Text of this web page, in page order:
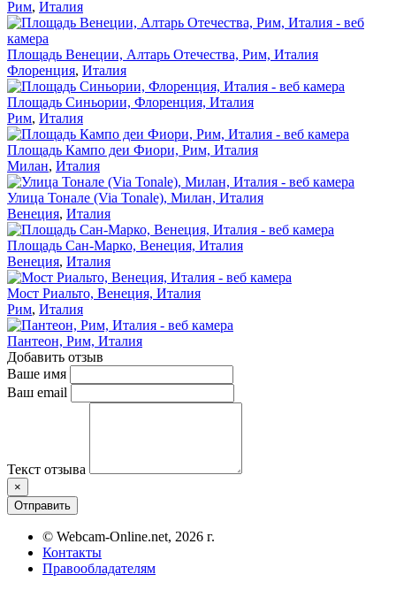
Рим, Италия
Площадь Венеции, Алтарь Отечества, Рим, Италия
Флоренция, Италия
Площадь Синьории, Флоренция, Италия
Рим, Италия
Площадь Кампо деи Фиори, Рим, Италия
Милан, Италия
Улица Тонале (Via Tonale), Милан, Италия
Венеция, Италия
Площадь Сан-Марко, Венеция, Италия
Венеция, Италия
Мост Риальто, Венеция, Италия
Рим, Италия
Пантеон, Рим, Италия
Добавить отзыв
Ваше имя
Ваш email
Текст отзыва
×
Отправить
© Webcam-Online.net, 2026 г.
Контакты
Правообладателям